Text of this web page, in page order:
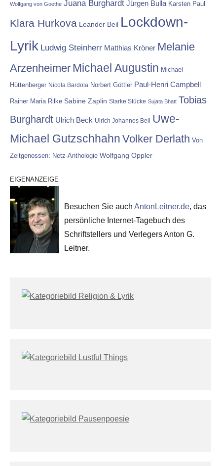
Wolfgang von Goethe Juana Burghardt Jürgen Bulla Karsten Paul
Klara Hurkova Leander Beil Lockdown-
Lyrik Ludwig Steinherr Matthias Kröner Melanie
Arzenheimer Michael Augustin Michael
Hüttenberger Nicola Bardola Norbert Göttler Paul-Henri Campbell
Rainer Maria Rilke Sabine Zaplin Starke Stücke Sujata Bhatt Tobias
Burghardt Ulrich Beck Ulrich Johannes Beil
Uwe-
Michael Gutzschhahn Volker Derlath Von
Zeitgenossen: Netz-Anthologie Wolfgang Oppler
EIGENANZEIGE
Besuchen Sie auch AntonLeitner.de, das
persönliche Internet-Tagebuch des
Schriftstellers und Verlegers Anton G.
Leitner.